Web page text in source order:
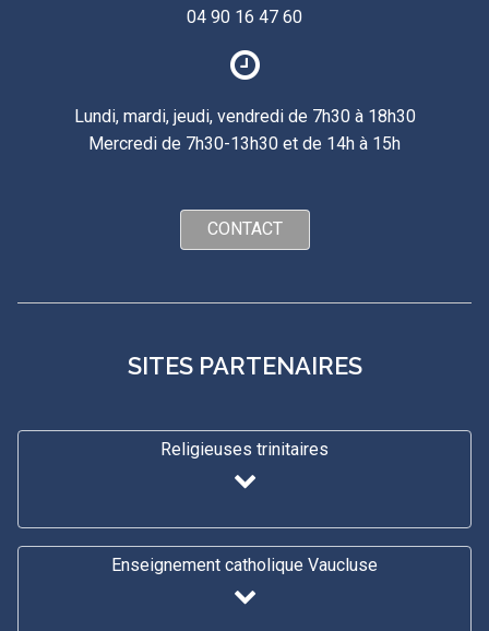
04 90 16 47 60
Lundi, mardi, jeudi, vendredi de 7h30 à 18h30
Mercredi de 7h30-13h30 et de 14h à 15h
CONTACT
SITES PARTENAIRES
Religieuses trinitaires
Enseignement catholique Vaucluse